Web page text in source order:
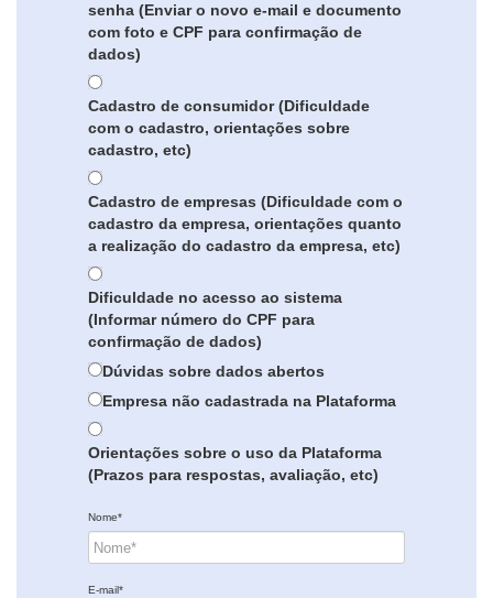
senha (Enviar o novo e-mail e documento
com foto e CPF para confirmação de
dados)
Cadastro de consumidor (Dificuldade
com o cadastro, orientações sobre
cadastro, etc)
Cadastro de empresas (Dificuldade com o
cadastro da empresa, orientações quanto
a realização do cadastro da empresa, etc)
Dificuldade no acesso ao sistema
(Informar número do CPF para
confirmação de dados)
Dúvidas sobre dados abertos
Empresa não cadastrada na Plataforma
Orientações sobre o uso da Plataforma
(Prazos para respostas, avaliação, etc)
Nome*
E-mail*